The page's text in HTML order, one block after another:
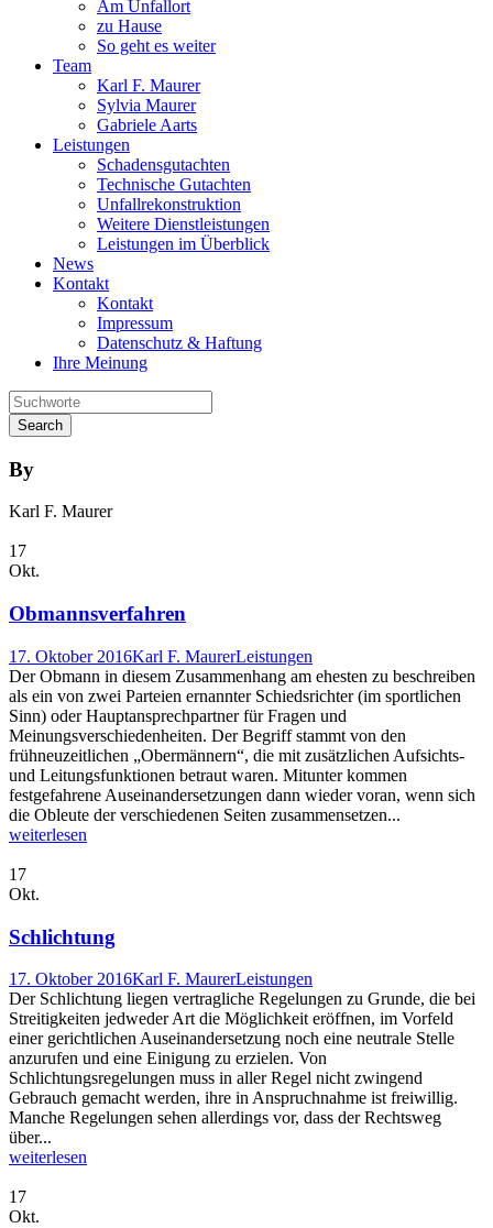
Am Unfallort
zu Hause
So geht es weiter
Team
Karl F. Maurer
Sylvia Maurer
Gabriele Aarts
Leistungen
Schadensgutachten
Technische Gutachten
Unfallrekonstruktion
Weitere Dienstleistungen
Leistungen im Überblick
News
Kontakt
Kontakt
Impressum
Datenschutz & Haftung
Ihre Meinung
By
Karl F. Maurer
17
Okt.
Obmannsverfahren
17. Oktober 2016Karl F. MaurerLeistungen
Der Obmann in diesem Zusammenhang am ehesten zu beschreiben
als ein von zwei Parteien ernannter Schiedsrichter (im sportlichen
Sinn) oder Hauptansprechpartner für Fragen und
Meinungsverschiedenheiten. Der Begriff stammt von den
frühneuzeitlichen „Obermännern“, die mit zusätzlichen Aufsichts-
und Leitungsfunktionen betraut waren. Mitunter kommen
festgefahrene Auseinandersetzungen dann wieder voran, wenn sich
die Obleute der verschiedenen Seiten zusammensetzen...
weiterlesen
17
Okt.
Schlichtung
17. Oktober 2016Karl F. MaurerLeistungen
Der Schlichtung liegen vertragliche Regelungen zu Grunde, die bei
Streitigkeiten jedweder Art die Möglichkeit eröffnen, im Vorfeld
einer gerichtlichen Auseinandersetzung noch eine neutrale Stelle
anzurufen und eine Einigung zu erzielen. Von
Schlichtungsregelungen muss in aller Regel nicht zwingend
Gebrauch gemacht werden, ihre in Anspruchnahme ist freiwillig.
Manche Regelungen sehen allerdings vor, dass der Rechtsweg
über...
weiterlesen
17
Okt.